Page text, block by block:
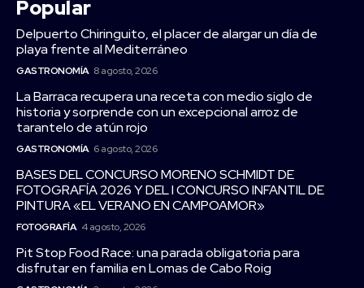
Popular
Delpuerto Chiringuito, el placer de alargar un día de
playa frente al Mediterráneo
GASTRONOMÍA 8 agosto, 2026
La Barraca recupera una receta con medio siglo de
historia y sorprende con un excepcional arroz de
tarantelo de atún rojo
GASTRONOMÍA 6 agosto, 2026
BASES DEL CONCURSO MORENO SCHMIDT DE
FOTOGRAFÍA 2026 Y DEL I CONCURSO INFANTIL DE
PINTURA «EL VERANO EN CAMPOAMOR»
FOTOGRAFÍA 4 agosto, 2026
Pit Stop Food Race: una parada obligatoria para
disfrutar en familia en Lomas de Cabo Roig